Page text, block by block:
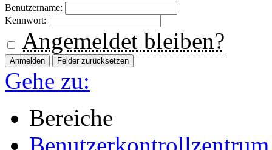
Benutzername:
Kennwort:
Angemeldet bleiben?
Gehe zu:
Bereiche